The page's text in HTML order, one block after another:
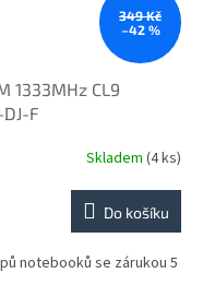
349 Kč
–42 %
1333MHz CL9
F
Skladem (4 ks)
Do košíku
notebooků se zárukou 5